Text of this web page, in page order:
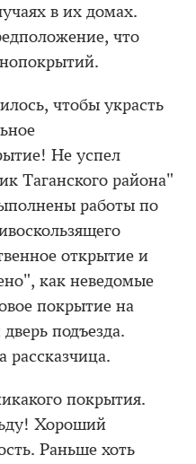
в их домах.
что
чтобы украсть
Не успел
Таганского района"
работы по
открытие и
как неведомые
покрытие на
подъезда.
покрытия.
Хороший
Раньше хоть